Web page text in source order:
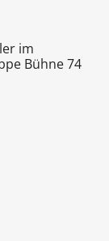
im
Bühne 74